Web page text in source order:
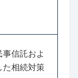
信託およ
た相続対策